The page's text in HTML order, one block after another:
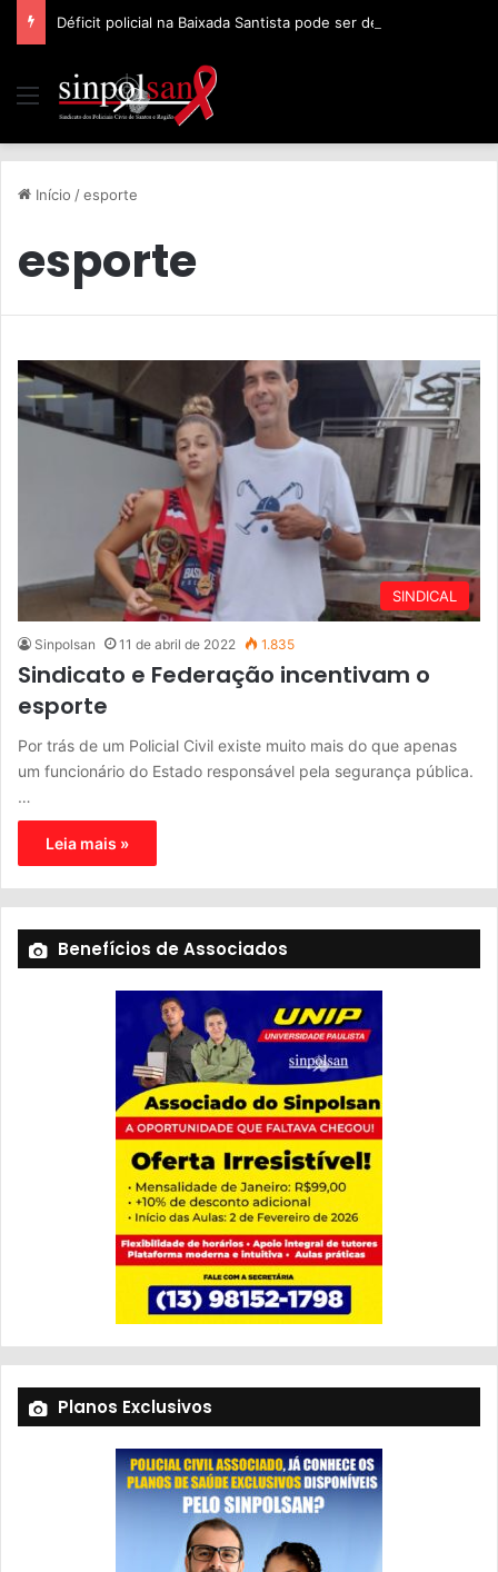
Início /esporte
esporte
SINDICAL
Sinpolsan 11 de abril de 2022 1.835
Sindicato e Federação incentivam o
esporte
Por trás de um Policial Civil existe muito mais do que apenas
um funcionário do Estado responsável pela segurança pública.
…
Leia mais »
Benefícios de Associados
Planos Exclusivos